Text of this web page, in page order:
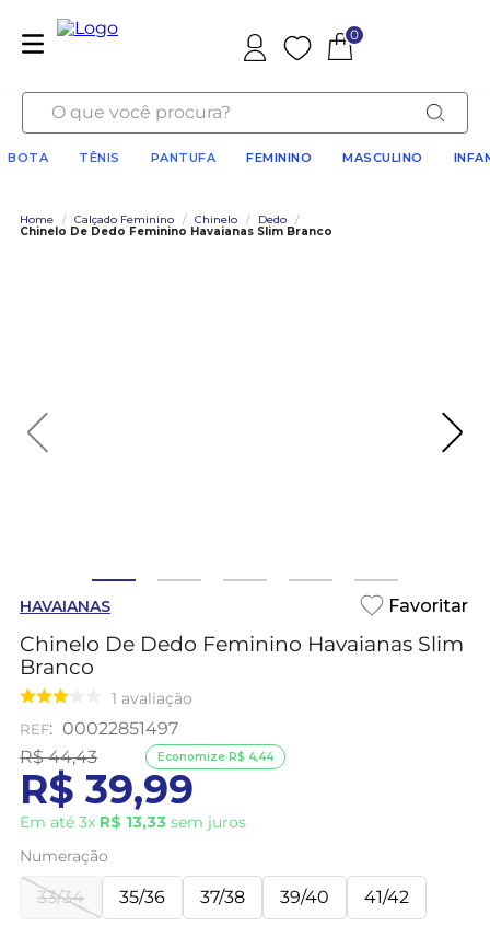
Favoritos
0
O que você procura?
BOTA TÊNIS PANTUFA FEMININO MASCULINO
Home / Calçado Feminino / Chinelo / Dedo
/
Chinelo De Dedo Feminino Havaianas Slim Branco
HAVAIANAS
Chinelo De Dedo Feminino Havaianas Slim
Branco
1 avaliação
: 00022851497
R$ 44,43
R$ 39,99
Em até 3x R$ 13,33 sem juros
Economize R$ 4,44
Numeração
33/34 35/36 37/38 39/40 41/42